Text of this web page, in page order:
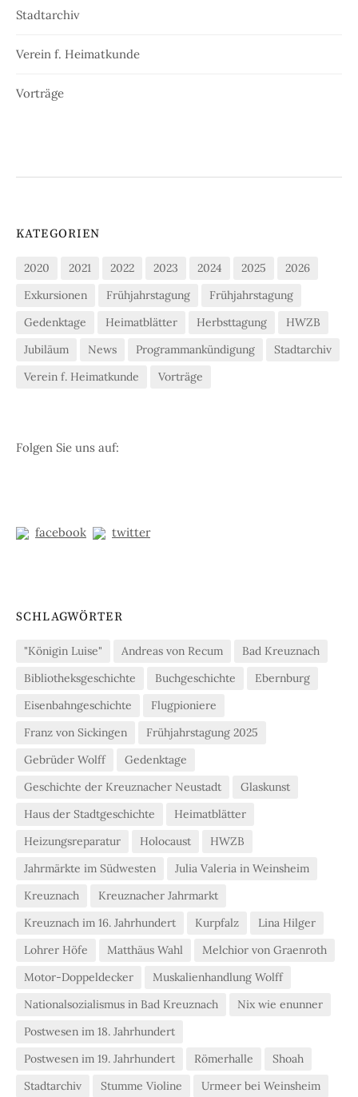
Stadtarchiv
Verein f. Heimatkunde
Vorträge
KATEGORIEN
2020 2021 2022 2023 2024 2025
2026
Exkursionen
Frühjahrstagung
Frühjahrstagung
Gedenktage
Heimatblätter Herbsttagung
HWZB
Jubiläum
News Programmankündigung
Stadtarchiv
Verein f. Heimatkunde
Vorträge
Folgen Sie uns auf:
facebook twitter
SCHLAGWÖRTER
"Königin Luise" Andreas von Recum
Bad Kreuznach
Bibliotheksgeschichte
Buchgeschichte
Ebernburg
Eisenbahngeschichte
Flugpioniere
Franz von Sickingen
Frühjahrstagung 2025
Gebrüder Wolff
Gedenktage
Geschichte der Kreuznacher Neustadt
Glaskunst
Haus der Stadtgeschichte
Heimatblätter
Heizungsreparatur
Holocaust
HWZB
Jahrmärkte im Südwesten
Julia Valeria in Weinsheim
Kreuznach
Kreuznacher Jahrmarkt
Kreuznach im 16. Jahrhundert
Kurpfalz
Lina Hilger
Lohrer Höfe
Matthäus Wahl
Melchior von Graenroth
Motor-Doppeldecker
Muskalienhandlung Wolff
Nationalsozialismus in Bad Kreuznach
Nix wie enunner
Postwesen im 18. Jahrhundert
Postwesen im 19. Jahrhundert
Römerhalle
Shoah
Stadtarchiv
Stumme Violine Urmeer bei Weinsheim